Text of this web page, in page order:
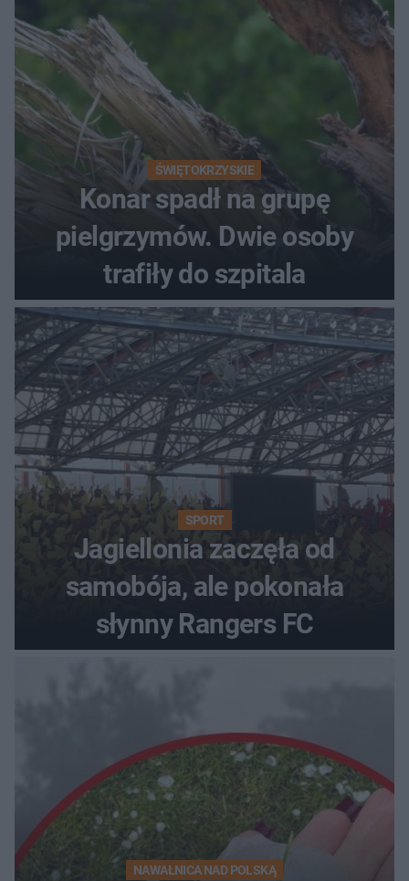
ŚWIĘTOKRZYSKIE
Konar spadł na grupę
pielgrzymów. Dwie osoby
trafiły do szpitala
SPORT
Jagiellonia zaczęła od
samobója, ale pokonała
słynny Rangers FC
NAWAŁNICA NAD POLSKĄ